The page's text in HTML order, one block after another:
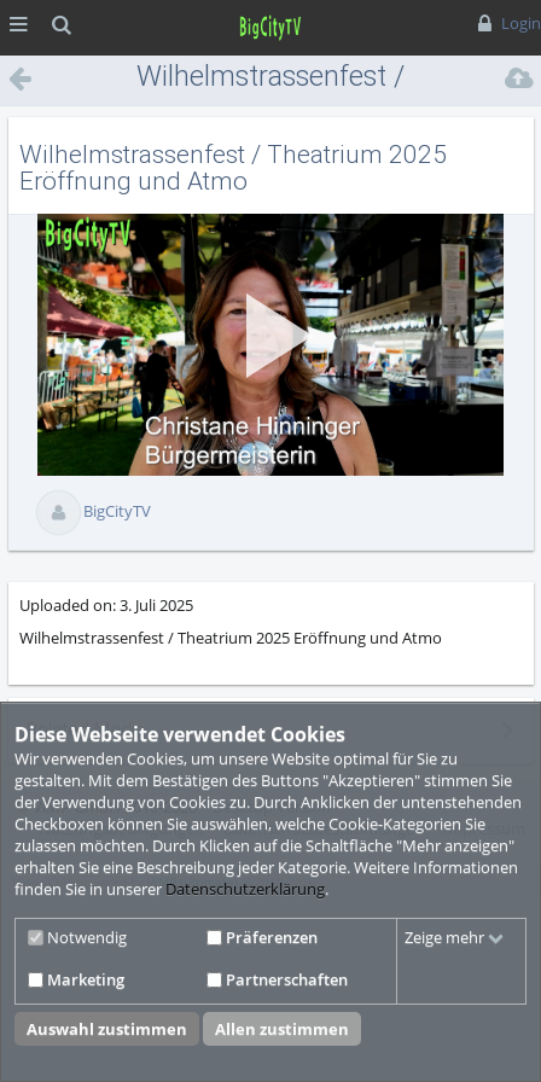
Login
Diese Webseite verwendet Cookies
Wir verwenden Cookies, um unsere Website optimal für Sie zu
gestalten. Mit dem Bestätigen des Buttons "Akzeptieren" stimmen Sie
der Verwendung von Cookies zu. Durch Anklicken der untenstehenden
Checkboxen können Sie auswählen, welche Cookie-Kategorien Sie
zulassen möchten. Durch Klicken auf die Schaltfläche "Mehr anzeigen"
erhalten Sie eine Beschreibung jeder Kategorie. Weitere Informationen
finden Sie in unserer Datenschutzerklärung.
Notwendig
Präferenzen
Marketing
Partnerschaften
Zeige mehr
Auswahl zustimmen Allen zustimmen
Wilhelmstrassenfest /
Theatrium 2025 Eröffnung
und Atmo
Wilhelmstrassenfest / Theatrium 2025
Eröffnung und Atmo
BigCityTV
Uploaded on:3. Juli 2025
Wilhelmstrassenfest / Theatrium 2025 Eröffnung und Atmo
Related Media
© ViMP GmbH 2010-2026
Desktop Version
Nutzungsbedingungen
Datenschutzbestimmungen Impressum
Video CMS powered by ViMP (Ultimate)© 2010-2026